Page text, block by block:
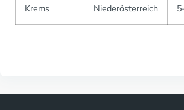
Krems Niederösterreich